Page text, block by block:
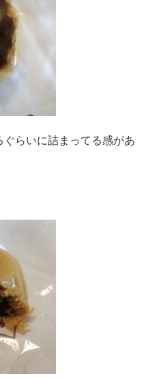
らいに詰まってる感があ